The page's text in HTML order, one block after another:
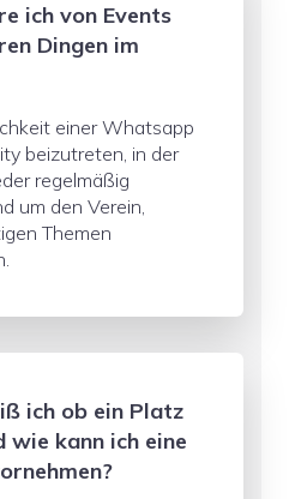
ich von Events
Dingen im
einer Whatsapp
beizutreten, in der
regelmäßig
um den Verein,
Themen
ich ob ein Platz
wie kann ich eine